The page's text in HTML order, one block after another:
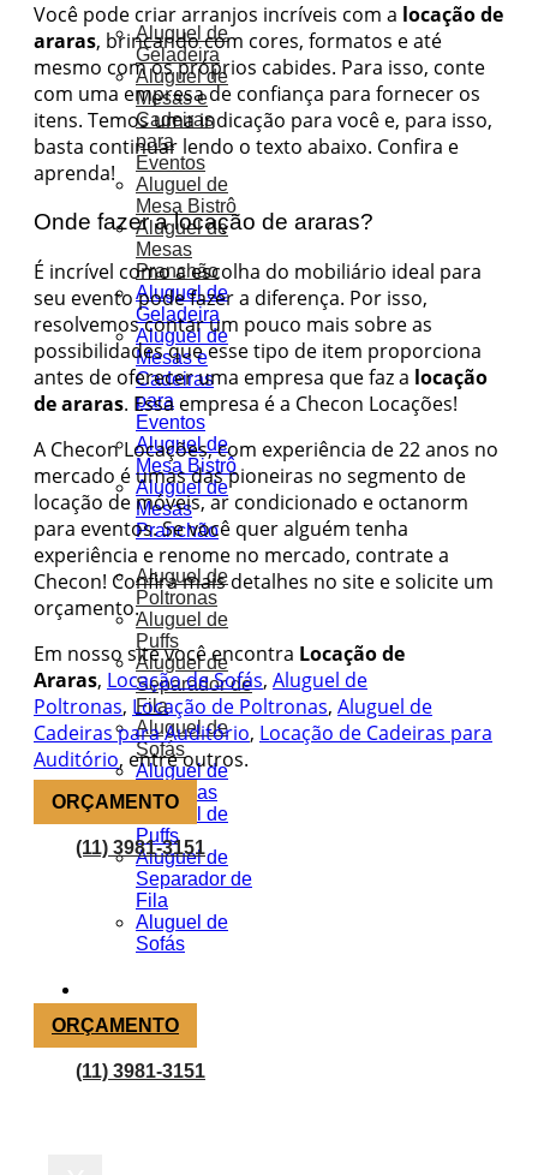
Aluguel de
Geladeira
Aluguel de
Mesas e
Cadeiras
para
Eventos
Aluguel de
Mesa Bistrô
Aluguel de
Mesas
Pranchão
Aluguel de
Geladeira
Aluguel de
Mesas e
Cadeiras
para
Eventos
Aluguel de
Mesa Bistrô
Aluguel de
Mesas
Pranchão
Aluguel de
Poltronas
Aluguel de
Puffs
Aluguel de
Separador de
Fila
Aluguel de
Sofás
Aluguel de
Poltronas
Aluguel de
Puffs
Aluguel de
Separador de
Fila
Aluguel de
Sofás
Orçamento
Você pode criar arranjos incríveis com a locação de
araras, brincando com cores, formatos e até
mesmo com os próprios cabides. Para isso, conte
com uma empresa de confiança para fornecer os
itens. Temos uma indicação para você e, para isso,
basta continuar lendo o texto abaixo. Confira e
aprenda!
Onde fazer a locação de araras?
É incrível como a escolha do mobiliário ideal para
seu evento pode fazer a diferença. Por isso,
resolvemos contar um pouco mais sobre as
possibilidades que esse tipo de item proporciona
antes de oferecer uma empresa que faz a locação
de araras. Essa empresa é a Checon Locações!
A Checon Locações, com experiência de 22 anos no
mercado é umas das pioneiras no segmento de
locação de móveis, ar condicionado e octanorm
para eventos. Se você quer alguém tenha
experiência e renome no mercado, contrate a
Checon! Confira mais detalhes no site e solicite um
orçamento.
Em nosso site você encontra Locação de
Araras, Locação de Sofás, Aluguel de
Poltronas, Locação de Poltronas, Aluguel de
Cadeiras para Auditório, Locação de Cadeiras para
Auditório, entre outros.
ORÇAMENTO
(11) 3981-3151
ORÇAMENTO
(11) 3981-3151